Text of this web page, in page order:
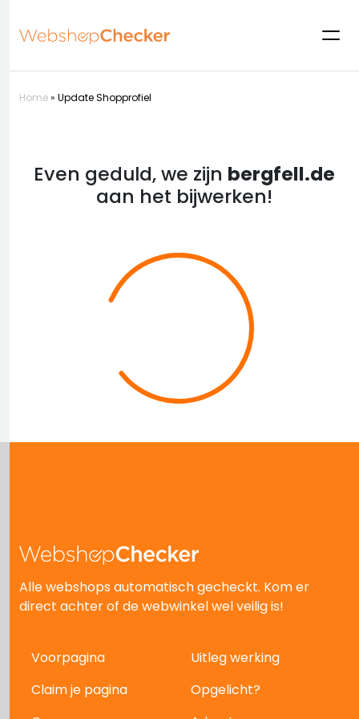
Home» Update Shopprofiel
Even geduld, we zijn bergfell.de
aan het bijwerken!
Alle webshops automatisch gecheckt. Kom er
direct achter of de webwinkel wel veilig is!
Voorpagina
Uitleg werking
Claim je pagina
Opgelicht?